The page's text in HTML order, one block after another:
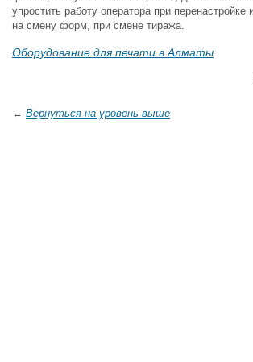
упростить работу оператора при перенастройке
на смену форм, при смене тиража.
Оборудование для печати в Алматы
← Вернуться на уровень выше